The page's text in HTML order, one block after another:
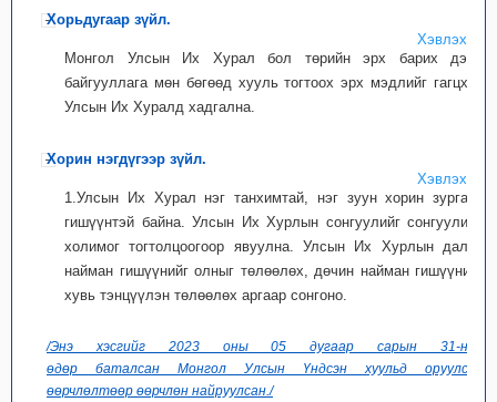
Хорьдугаар зүйл.
Хэвлэх
Монгол Улсын Их Хурал бол төрийн эрх барих дээд
байгууллага мөн бөгөөд хууль тогтоох эрх мэдлийг гагцхүү
Улсын Их Хуралд хадгална.
Хорин нэгдүгээр зүйл.
Хэвлэх
1.Улсын Их Хурал нэг танхимтай, нэг зуун хорин зургаан
гишүүнтэй байна. Улсын Их Хурлын сонгуулийг сонгуулийн
холимог тогтолцоогоор явуулна. Улсын Их Хурлын далан
найман гишүүнийг олныг төлөөлөх, дөчин найман гишүүнийг
хувь тэнцүүлэн төлөөлөх аргаар сонгоно.
/Энэ хэсгийг 2023 оны 05 дугаар сарын 31-ний
өдөр баталсан Монгол Улсын Үндсэн хуульд оруулсан
өөрчлөлтөөр өөрчлөн найруулсан./